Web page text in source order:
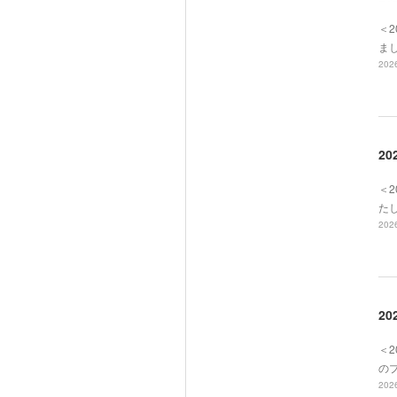
＜
ま
＜
た
＜
の